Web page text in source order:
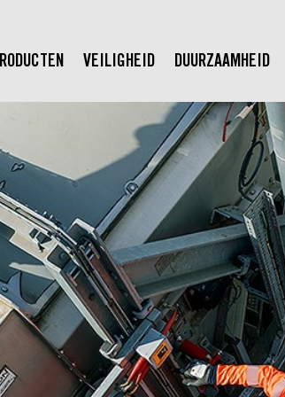
VEILIGHEID DUURZAAMHEID